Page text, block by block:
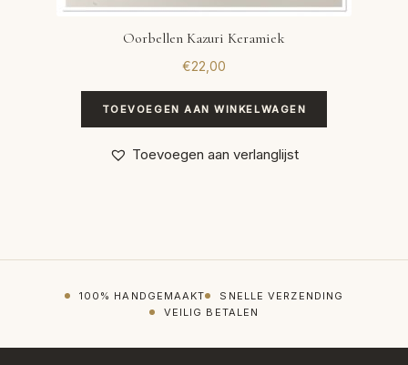
Oorbellen Kazuri Keramiek
€22,00
TOEVOEGEN AAN WINKELWAGEN
Toevoegen aan verlanglijst
100% HANDGEMAAKT
SNELLE VERZENDING
VEILIG BETALEN